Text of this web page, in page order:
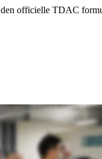
officielle TDAC